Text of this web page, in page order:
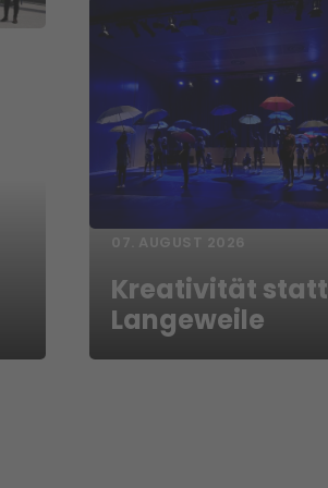
Kreativität statt
Langeweile